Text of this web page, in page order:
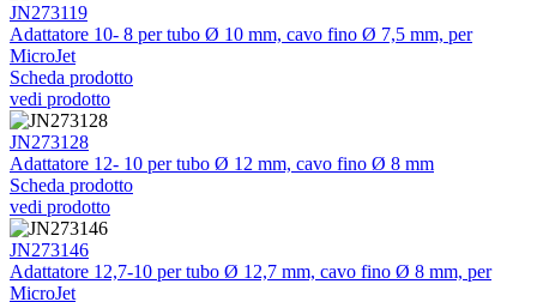
JN273119
Adattatore 10- 8 per tubo Ø 10 mm, cavo fino Ø 7,5 mm, per
MicroJet
Scheda prodotto
vedi prodotto
JN273128
Adattatore 12- 10 per tubo Ø 12 mm, cavo fino Ø 8 mm
Scheda prodotto
vedi prodotto
JN273146
Adattatore 12,7-10 per tubo Ø 12,7 mm, cavo fino Ø 8 mm, per
MicroJet